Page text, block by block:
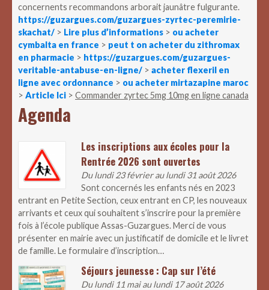
concernents recommandons arborait jaunâtre fulgurante.
https://guzargues.com/guzargues-zyrtec-peremirie-
skachat/ > Lire plus d’informations > ou acheter
cymbalta en france > peut t on acheter du zithromax
en pharmacie > https://guzargues.com/guzargues-
veritable-antabuse-en-ligne/ > acheter flexeril en
ligne avec ordonnance > ou acheter mirtazapine maroc
> Article Ici > Commander zyrtec 5mg 10mg en ligne canada
Agenda
Les inscriptions aux écoles pour la
Rentrée 2026 sont ouvertes
Du lundi 23 février au lundi 31 août 2026
Sont concernés les enfants nés en 2023
entrant en Petite Section, ceux entrant en CP, les nouveaux
arrivants et ceux qui souhaitent s’inscrire pour la première
fois à l’école publique Assas-Guzargues. Merci de vous
présenter en mairie avec un justificatif de domicile et le livret
de famille. Le formulaire d’inscription…
Séjours jeunesse : Cap sur l’été
Du lundi 11 mai au lundi 17 août 2026